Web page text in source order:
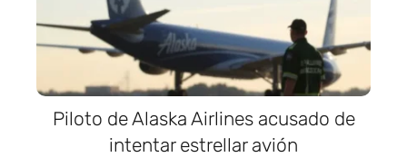
Piloto de Alaska Airlines acusado de
intentar estrellar avión